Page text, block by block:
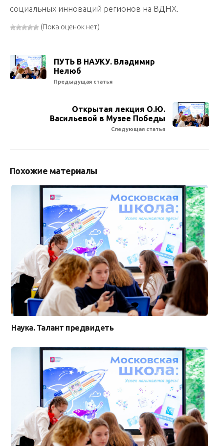
социальных инноваций регионов на ВДНХ.
(Пока оценок нет)
ПУТЬ В НАУКУ. Владимир
Нелюб
Предыдущая статья
Открытая лекция О.Ю.
Васильевой в Музее Победы
Следующая статья
Похожие материалы
Наука. Талант предвидеть